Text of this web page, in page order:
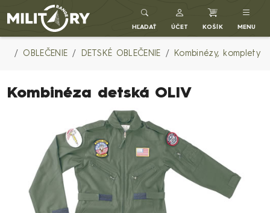
Army shop MILITARY RANGE SK
HĽADAŤ ÚČET KOŠÍK MENU
OBLEČENIE DETSKÉ OBLEČENIE Kombinézy, komplety
Kombinéza detská OLIV